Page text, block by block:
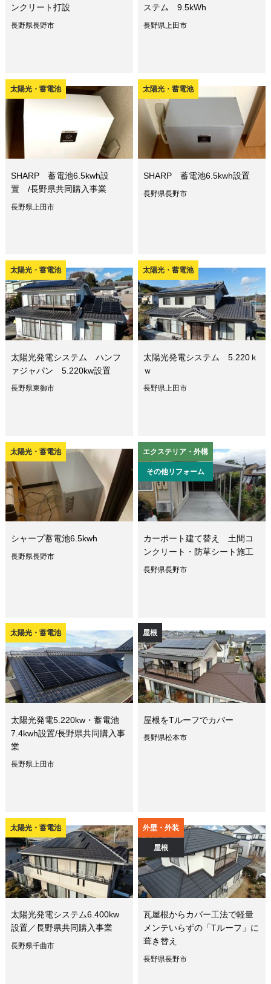
ンクリート打設
長野県長野市
ステム 9.5kWh
長野県上田市
太陽光・蓄電池
SHARP 蓄電池6.5kwh設
置 /長野県共同購入事業
長野県上田市
太陽光・蓄電池
SHARP 蓄電池6.5kwh設置
長野県長野市
太陽光・蓄電池
太陽光発電システム ハンフ
ァジャパン 5.220kw設置
長野県東御市
太陽光・蓄電池
太陽光発電システム 5.220ｋ
ｗ
長野県上田市
太陽光・蓄電池
シャープ蓄電池6.5kwh
長野県長野市
エクステリア・外構
その他リフォーム
カーポート建て替え 土間コ
ンクリート・防草シート施工
長野県長野市
太陽光・蓄電池
太陽光発電5.220kw・蓄電池
7.4kwh設置/長野県共同購入事
業
長野県上田市
屋根
屋根をTルーフでカバー
長野県松本市
太陽光・蓄電池
太陽光発電システム6.400kw
設置／長野県共同購入事業
長野県千曲市
外壁・外装
屋根
瓦屋根からカバー工法で軽量
メンテいらずの「Tルーフ」に
葺き替え
長野県長野市